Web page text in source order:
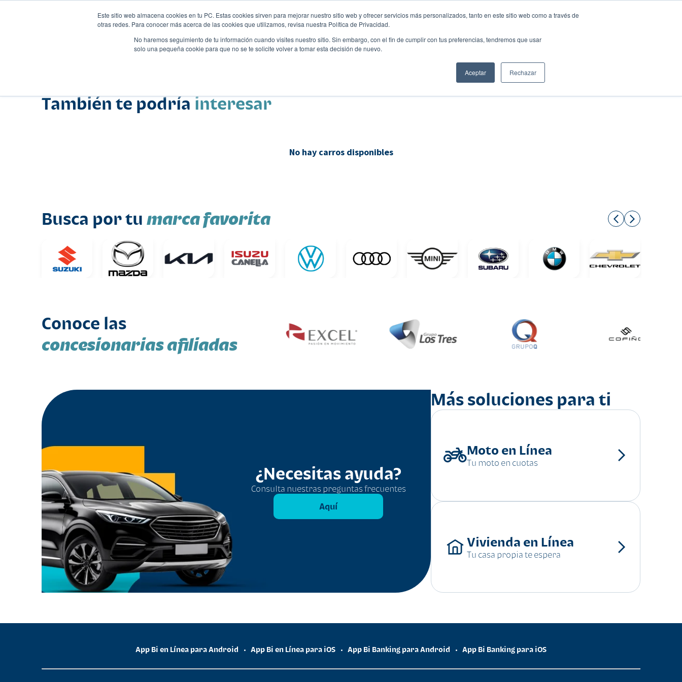
Este sitio web almacena cookies en tu PC. Estas cookies sirven para mejorar nuestro sitio web y ofrecer servicios más personalizados, tanto en este sitio web como a través de
otras redes. Para conocer más acerca de las cookies que utilizamos, revisa nuestra Política de Privacidad.
No haremos seguimiento de tu información cuando visites nuestro sitio. Sin embargo, con el fin de cumplir con tus preferencias, tendremos que usar
solo una pequeña cookie para que no se te solicite volver a tomar esta decisión de nuevo.
Aceptar Rechazar
Compartir:
También te podría interesar
No hay carros disponibles
Busca por tu marca favorita
Conoce las
concesionarias afiliadas
¿Necesitas ayuda?
Consulta nuestras preguntas frecuentes
Aquí
Más soluciones para ti
Moto en Línea
Tu moto en cuotas
Vivienda en Línea
Tu casa propia te espera
App Bi en Línea para Android • App Bi en Línea para iOS • App Bi Banking para Android • App Bi Banking para iOS